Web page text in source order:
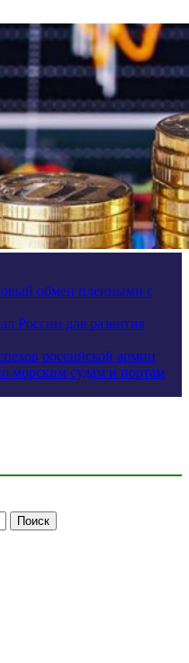
обмен пленными с
России для развития
российской армии
морским судам и портам